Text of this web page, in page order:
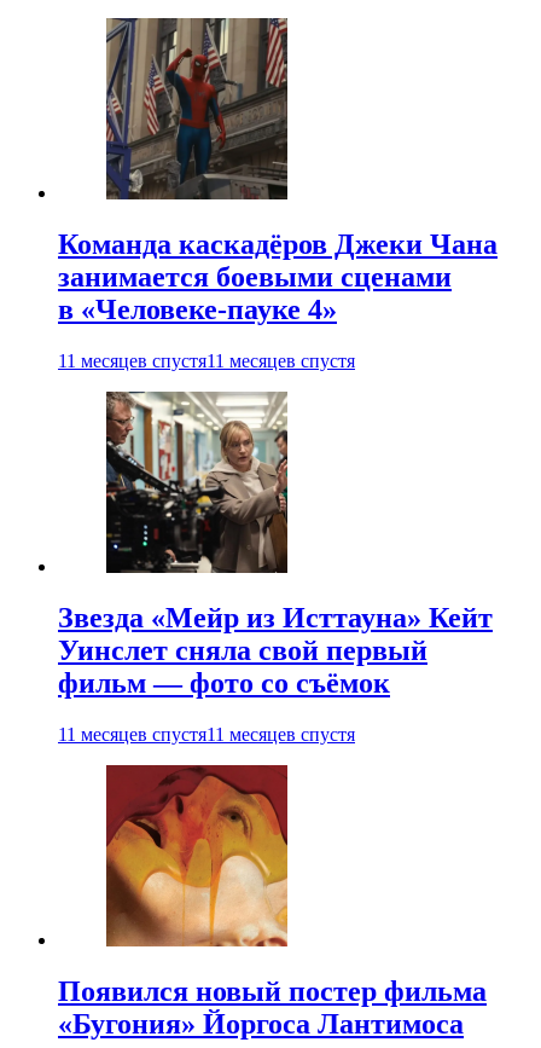
Команда каскадёров Джеки Чана
занимается боевыми сценами
в «Человеке-пауке 4»
11 месяцев спустя11 месяцев спустя
Звезда «Мейр из Исттауна» Кейт
Уинслет сняла свой первый
фильм — фото со съёмок
11 месяцев спустя11 месяцев спустя
Появился новый постер фильма
«Бугония» Йоргоса Лантимоса